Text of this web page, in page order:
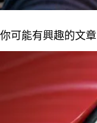
你可能有興趣的文章